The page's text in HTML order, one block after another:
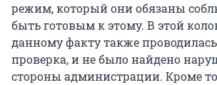
режим, который они обязаны
быть готовым к этому. В этой
данному факту также
проверка, и не было найдено
стороны администрации. Кроме